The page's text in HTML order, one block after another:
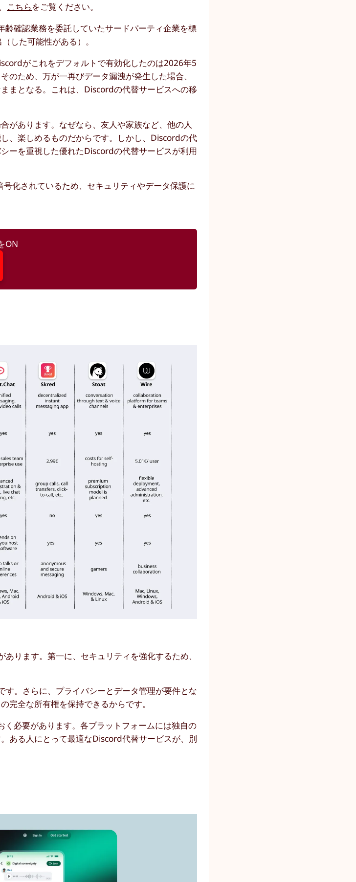
こちらをご覧ください。
確認業務を委託していたサードパーティ企業を標
した可能性がある）。
がこれをデフォルトで有効化したのは2026年5
のため、万が一再びデータ漏洩が発生した場合、
まとなる。これは、Discordの代替サービスへの移
があります。なぜなら、友人や家族など、他の人
、楽しめるものだからです。しかし、Discordの代
ーを重視した優れたDiscordの代替サービスが利用
化されているため、セキュリティやデータ保護に
ON
ります。第一に、セキュリティを強化するため、
。さらに、プライバシーとデータ管理が要件とな
完全な所有権を保持できるからです。
必要があります。各プラットフォームには独自の
ある人にとって最適なDiscord代替サービスが、別